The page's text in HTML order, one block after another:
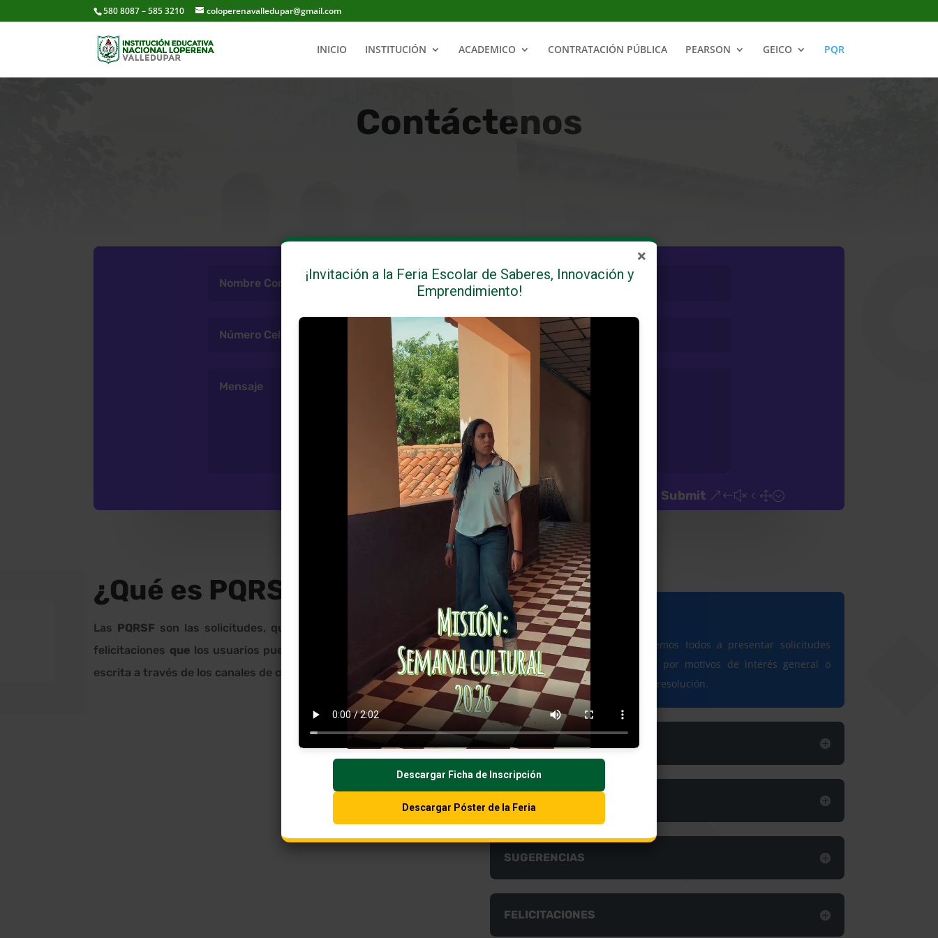
×
¡Invitación a la Feria Escolar de Saberes, Innovación y
Emprendimiento!
Descargar Ficha de Inscripción
Descargar Póster de la Feria
580 8087 – 585 3210 coloperenavalledupar@gmail.com
INICIO INSTITUCIÓN ACADEMICO CONTRATACIÓN PÚBLICA PEARSON GEICO PQR
Contáctenos
Submit
¿Qué es PQRSF?
Las PQRSF son las solicitudes, quejas, reclamos, sugerencias y
felicitaciones que los usuarios pueden enviar de manera verbal o
escrita a través de los canales de contacto
PREGUNTAS
Derecho fundamental que tenemos todos a presentar solicitudes
respetuosas a las instituciones por motivos de interés general o
particular y a obtener su pronta resolución.
QUEJAS
SUGERENCIAS
FELICITACIONES